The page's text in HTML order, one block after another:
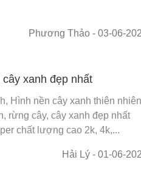
Phương Thảo - 03-06-
xanh đẹp nhất
Hình nền cây xanh thiên nhiên
rừng cây, cây xanh đẹp nhất
chất lượng cao 2k, 4k,...
Hải Lý - 01-06-